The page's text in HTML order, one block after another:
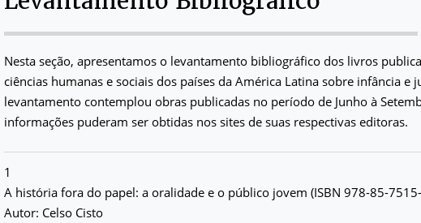
Nesta seção, apresentamos o levantamento bibliográfico dos livros
ciências humanas e sociais dos países da América Latina sobre infância e
levantamento contemplou obras publicadas no período de Junho à
informações puderam ser obtidas nos sites de suas respectivas editoras.
1
A história fora do papel: a oralidade e o público jovem (ISBN 978-85-
Autor: Celso Cisto